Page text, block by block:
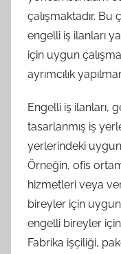
çalışmaktadır.
engelli iş ilanları
için uygun
ayrımcılık
Engelli iş ilanları,
tasarlanmış iş
yerlerindeki
Örneğin, ofis
hizmetleri veya
bireyler için
engelli bireyler
Fabrika işçiliği,